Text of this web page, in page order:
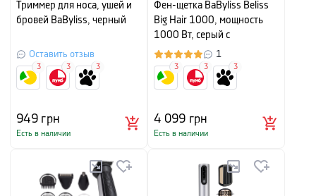
Триммер для носа, ушей и
бровей BaByliss, черный
Оставить отзыв
949грн
Есть в наличии
3 3 3
Фен-щетка BaByliss Beliss
Big Hair 1000, мощность
1000 Вт, серый с
фиолетовым 1
4 099 грн
Есть в наличии
3 3 3